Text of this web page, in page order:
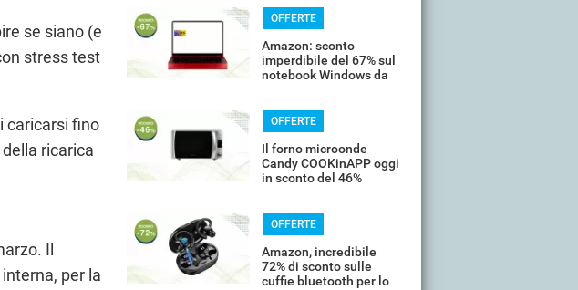
se siano (e
stress test
caricarsi fino
ricarica
Il
per la
OFFERTE
Amazon: sconto
imperdibile del 67% sul
notebook Windows da
OFFERTE
Il forno microonde
Candy COOKinAPP oggi
in sconto del 46%
OFFERTE
Amazon, incredibile
72% di sconto sulle
cuffie bluetooth per lo